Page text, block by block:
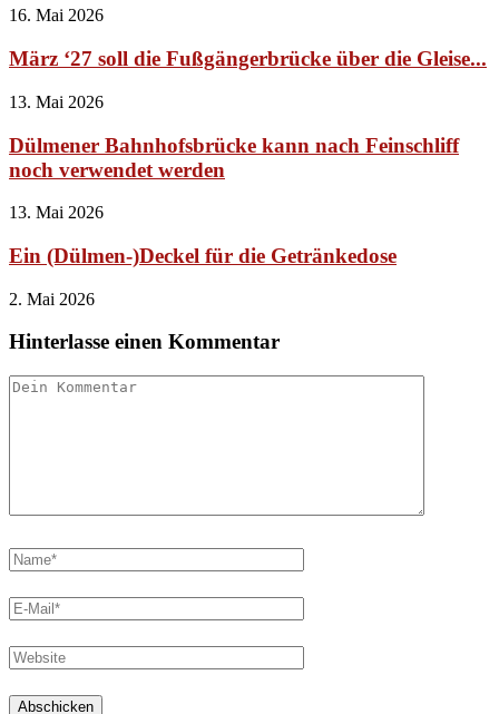
16. Mai 2026
März ‘27 soll die Fußgängerbrücke über die Gleise...
13. Mai 2026
Dülmener Bahnhofsbrücke kann nach Feinschliff
noch verwendet werden
13. Mai 2026
Ein (Dülmen-)Deckel für die Getränkedose
2. Mai 2026
Hinterlasse einen Kommentar